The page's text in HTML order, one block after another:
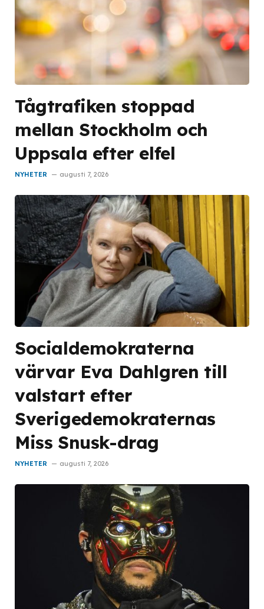
Tågtrafiken stoppad
mellan Stockholm och
Uppsala efter elfel
NYHETER augusti 7, 2026
Socialdemokraterna
värvar Eva Dahlgren till
valstart efter
Sverigedemokraternas
Miss Snusk-drag
NYHETER augusti 7, 2026